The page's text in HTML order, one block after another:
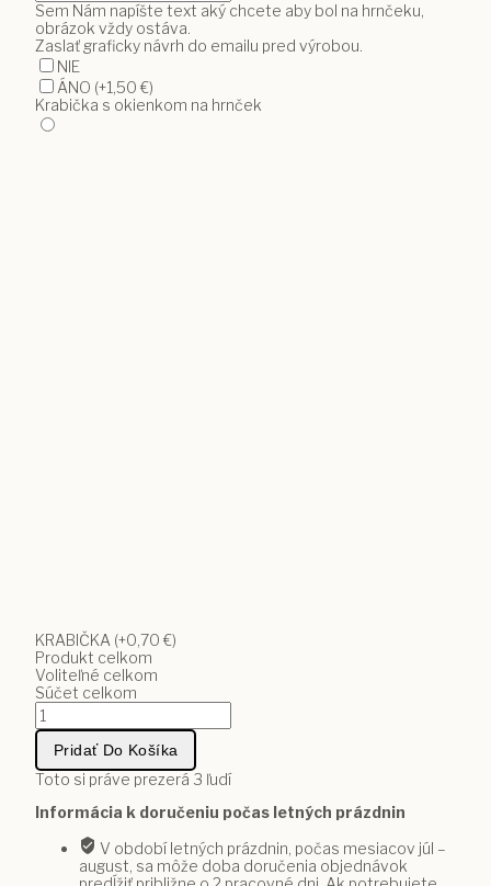
Sem Nám napíšte text aký chcete aby bol na hrnčeku,
obrázok vždy ostáva.
Zaslať graficky návrh do emailu pred výrobou.
NIE
ÁNO (+1,50 €)
Krabička s okienkom na hrnček
KRABIČKA (+0,70 €)
Produkt celkom
Voliteľné celkom
Súčet celkom
množstvo
Personalizovaný
hrnček
lekárskym
a
textom
Pridať Do Košíka
Toto si práve prezerá 3 ľudí
Informácia k doručeniu počas letných prázdnin
V období letných prázdnin, počas mesiacov júl –
august, sa môže doba doručenia objednávok